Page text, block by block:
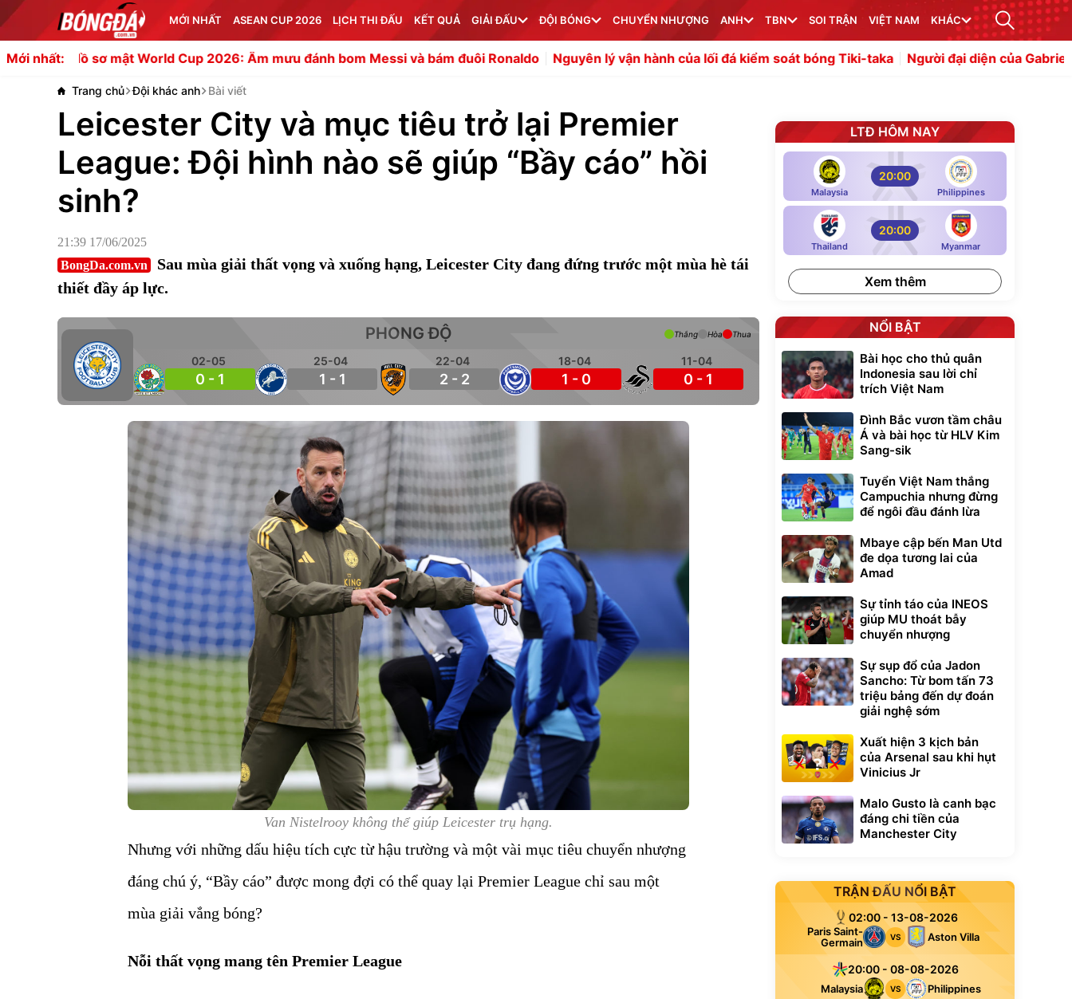
MỚI NHẤT ASEAN CUP 2026 LỊCH THI ĐẤU KẾT QUẢ GIẢI ĐẤU ĐỘI BÓNG CHUYỂN NHƯỢNG ANH TBN SOI TRẬN VIỆT NAM KHÁC
Mới nhất:
sơ mật World Cup 2026: Âm mưu đánh bom Messi và bám đuôi Ronaldo Nguyên lý vận hành của lối đá kiểm soát bóng Tiki-taka Người đại diện của Gabriel Jesus giải
Trang chủ Đội khác anh Bài viết
Leicester City và mục tiêu trở lại Premier
League: Đội hình nào sẽ giúp “Bầy cáo” hồi
sinh?
21:39 17/06/2025
BongDa.com.vn
Sau mùa giải thất vọng và xuống hạng, Leicester City đang đứng trước một mùa hè tái
thiết đầy áp lực.
PHONG ĐỘ
02-05
0 - 1
25-04
1 - 1
22-04
2 - 2
18-04
1 - 0
11-04
0 - 1
Thắng Hòa Thua
Van Nistelrooy không thể giúp Leicester trụ hạng.
Nhưng với những dấu hiệu tích cực từ hậu trường và một vài mục tiêu chuyển nhượng
đáng chú ý, “Bầy cáo” được mong đợi có thể quay lại Premier League chỉ sau một
mùa giải vắng bóng?
Nỗi thất vọng mang tên Premier League
LTĐ HÔM NAY
Malaysia
20:00
Philippines
Thailand
20:00
Myanmar
Xem thêm
NỔI BẬT
Bài học cho thủ quân
Indonesia sau lời chỉ
trích Việt Nam
Đình Bắc vươn tầm châu
Á và bài học từ HLV Kim
Sang-sik
Tuyển Việt Nam thắng
Campuchia nhưng đừng
để ngôi đầu đánh lừa
Mbaye cập bến Man Utd
đe dọa tương lai của
Amad
Sự tỉnh táo của INEOS
giúp MU thoát bẫy
chuyển nhượng
Sự sụp đổ của Jadon
Sancho: Từ bom tấn 73
triệu bảng đến dự đoán
giải nghệ sớm
Xuất hiện 3 kịch bản
của Arsenal sau khi hụt
Vinicius Jr
Malo Gusto là canh bạc
đáng chi tiền của
Manchester City
TRẬN ĐẤU NỔI BẬT
02:00 - 13-08-2026
Paris Saint-
Germain
VS Aston Villa
20:00 - 08-08-2026
Malaysia VS Philippines